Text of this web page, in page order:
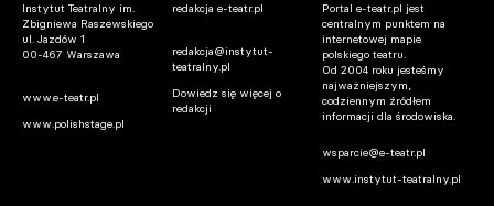
Instytut Teatralny im.
Zbigniewa Raszewskiego
ul. Jazdów 1
00-467 Warszawa
www.e-teatr.pl
www.polishstage.pl
redakcja e-teatr.pl
redakcja@instytut-
teatralny.pl
Dowiedz się więcej o
redakcji
Portal e-teatr.pl jest
centralnym punktem na
internetowej mapie
polskiego teatru.
Od 2004 roku jesteśmy
najważniejszym,
codziennym źródłem
informacji dla środowiska.
wsparcie@e-teatr.pl
www.instytut-teatralny.pl